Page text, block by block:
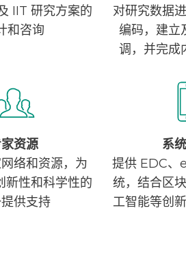
IIT 研究方案的
和咨询
对研究数据
编码，建立
调，并完成
资源
络和资源，为
新性和科学性的
供支持
系
提供 EDC、
统，结合区
工智能等创